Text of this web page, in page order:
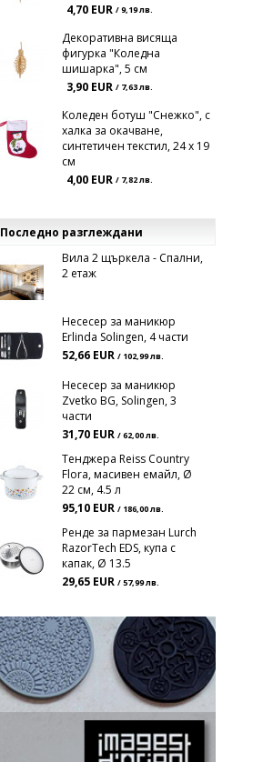
4,70 EUR / 9,19 лв.
Декоративна висяща
фигурка "Коледна
шишарка", 5 см
3,90 EUR / 7,63 лв.
Коледен ботуш "Снежко", с
халка за окачване,
синтетичен текстил, 24 х 19
см
4,00 EUR / 7,82 лв.
Последно разглеждани
Вила 2 щъркела - Спални,
2 етаж
Несесер за маникюр
Erlinda Solingen, 4 части
52,66 EUR / 102,99 лв.
Несесер за маникюр
Zvetko BG, Solingen, 3
части
31,70 EUR / 62,00 лв.
Тенджера Reiss Country
Flora, масивен емайл, Ø
22 см, 4.5 л
95,10 EUR / 186,00 лв.
Ренде за пармезан Lurch
RazorTech EDS, купа с
капак, Ø 13.5
29,65 EUR / 57,99 лв.